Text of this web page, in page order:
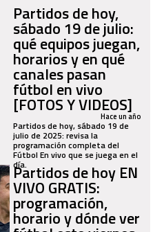
Partidos de hoy,
sábado 19 de julio:
qué equipos juegan,
horarios y en qué
canales pasan
fútbol en vivo
[FOTOS Y VIDEOS]
Hace un año
Partidos de hoy, sábado 19 de
julio de 2025: revisa la
programación completa del
Fútbol En vivo que se juega en el
día.
Partidos de hoy EN
VIVO GRATIS:
programación,
horario y dónde ver